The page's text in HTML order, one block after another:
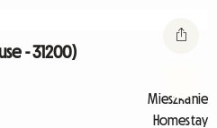
- 31200)
Mieszkanie
Homestay